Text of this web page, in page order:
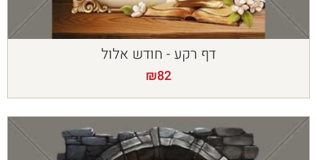
דף רקע - חודש אלול
₪82